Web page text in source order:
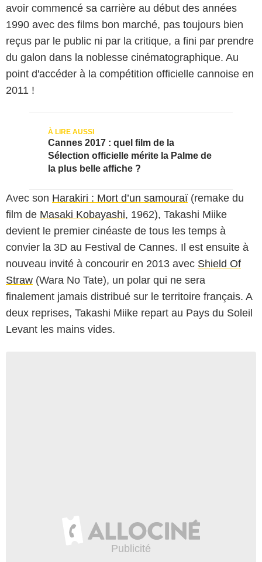
avoir commencé sa carrière au début des années
1990 avec des films bon marché, pas toujours bien
reçus par le public ni par la critique, a fini par prendre
du galon dans la noblesse cinématographique. Au
point d'accéder à la compétition officielle cannoise en
2011 !
Cannes 2017 : quel film de la
Sélection officielle mérite la Palme de
la plus belle affiche ?
Avec son Harakiri : Mort d’un samouraï (remake du
film de Masaki Kobayashi, 1962), Takashi Miike
devient le premier cinéaste de tous les temps à
convier la 3D au Festival de Cannes. Il est ensuite à
nouveau invité à concourir en 2013 avec Shield Of
Straw (Wara No Tate), un polar qui ne sera
finalement jamais distribué sur le territoire français. A
deux reprises, Takashi Miike repart au Pays du Soleil
Levant les mains vides.